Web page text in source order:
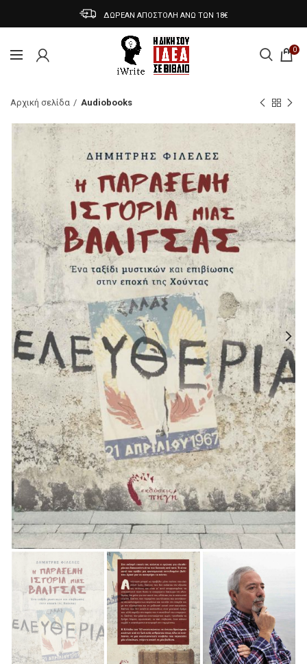
ΔΩΡΕΑΝ ΑΠΟΣΤΟΛΗ ΑΝΩ ΤΩΝ 18€
0
Αρχική σελίδα Audiobooks